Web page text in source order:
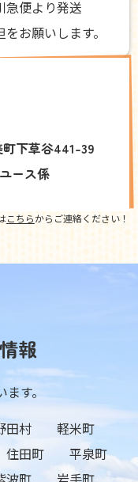
急便より発送
お願いします。
下草谷441-39
ース係
こちらからご連絡ください！
報
す。
田村
軽米町
住田町
平泉町